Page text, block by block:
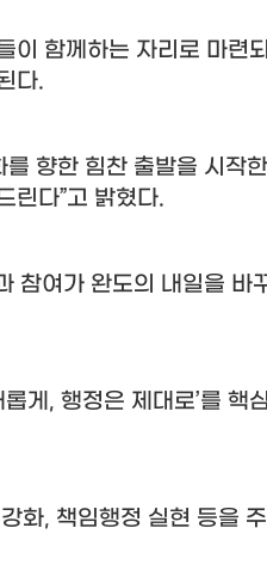
이 함께하는 자리로 마련
다.
를 향한 힘찬 출발을 시작
린다”고 밝혔다.
참여가 완도의 내일을 바
게 , 행정은 제대로’를 핵
화, 책임행정 실현 등을